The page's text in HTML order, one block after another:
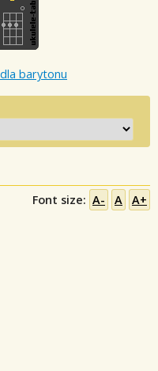
barytonu
Font size: A- A A+